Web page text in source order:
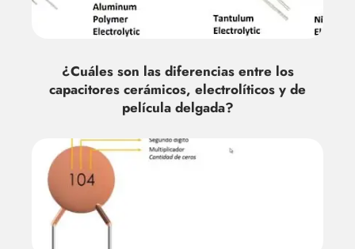
¿Cuáles son las diferencias entre los
capacitores cerámicos, electrolíticos y de
película delgada?